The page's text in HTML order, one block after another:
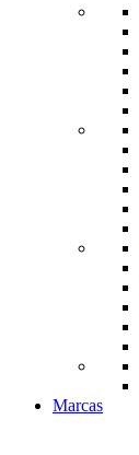
Marcas